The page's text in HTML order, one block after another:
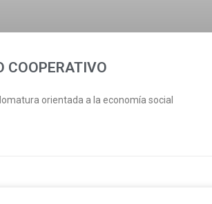
COOPERATIVO
orientada a la economía social